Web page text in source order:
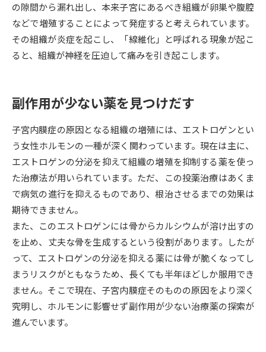
データサイエンス特集 奨学金・特待生制度特集
デジタルパンフレット 進路の３択
SELFBRAND特集ページ
オープンキャンパスなどを調べる
オープンキャンパス検索 実施プログラムから探す
来場型・Web型イベント特集
受験準備 資料検索
志望校・出願校を調べる
の隙間から漏れ出し、本来子宮にあるべき組織が卵巣や腹腔
などで増殖することによって発症すると考えられています。
その組織が炎症を起こし、「線維化」と呼ばれる現象が起こ
ると、組織が神経を圧迫して痛みを引き起こします。
副作用が少ない薬を見つけだす
子宮内膜症の原因となる組織の増殖には、エストロゲンとい
う女性ホルモンの一種が深く関わっています。現在は主に、
エストロゲンの分泌を抑えて組織の増殖を抑制する薬を使っ
た治療法が用いられています。ただ、この投薬治療はあくま
で病気の進行を抑えるものであり、根治させるまでの効果は
期待できません。
また、このエストロゲンには骨からカルシウムが溶け出すの
を止め、丈夫な骨を生成するという役割があります。したが
って、エストロゲンの分泌を抑える薬には骨が脆くなってし
まうリスクがともなうため、長くても半年ほどしか服用でき
ません。そこで現在、子宮内膜症そのものの原因をより深く
究明し、ホルモンに影響せず副作用が少ない治療薬の探索が
進んでいます。